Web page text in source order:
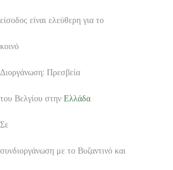
είσοδος είναι ελεύθερη για το
κοινό
Διοργάνωση: Πρεσβεία
του Βελγίου στην Ελλάδα
Σε
συνδιοργάνωση με το Βυζαντινό και